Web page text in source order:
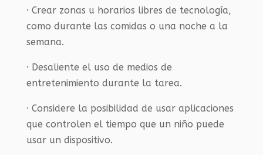
· Crear zonas u horarios libres de tecnología,
como durante las comidas o una noche a la
semana.
· Desaliente el uso de medios de
entretenimiento durante la tarea.
· Considere la posibilidad de usar aplicaciones
que controlen el tiempo que un niño puede
usar un dispositivo.